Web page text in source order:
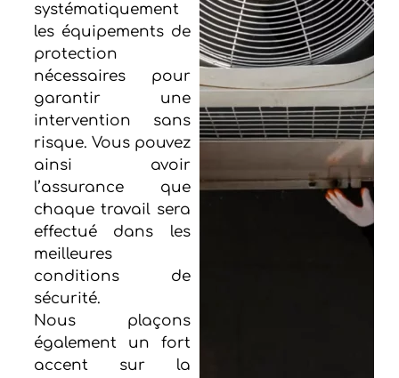
systématiquement
les équipements de
protection
nécessaires pour
garantir une
intervention sans
risque. Vous pouvez
ainsi avoir
l’assurance que
chaque travail sera
effectué dans les
meilleures
conditions de
sécurité.
Nous plaçons
également un fort
accent sur la